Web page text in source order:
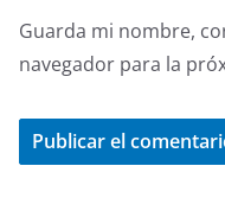
Guarda mi nombre,
navegador para la